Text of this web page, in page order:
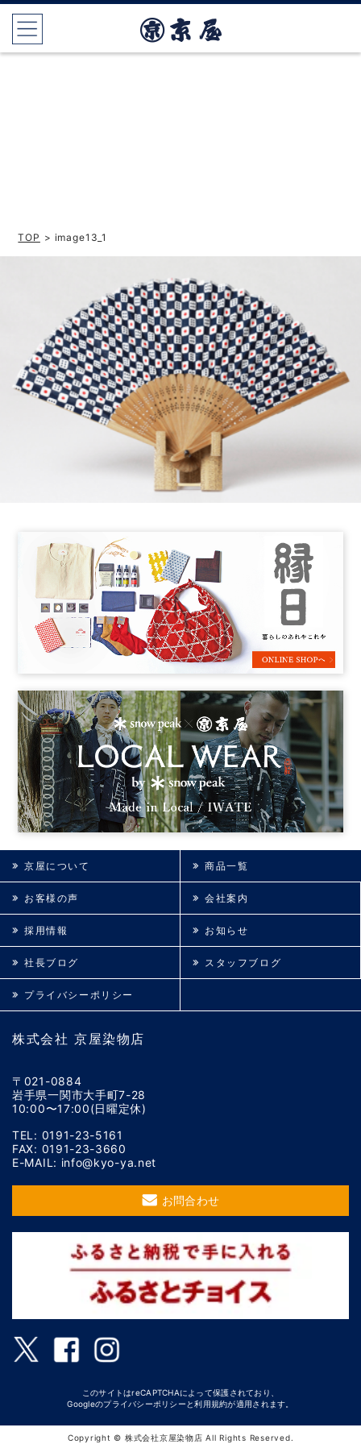
TOP > image13_1
株式会社 京屋染物店
〒021-0884
岩手県一関市大手町7-28
10:00〜17:00(日曜定休)
TEL: 0191-23-5161
FAX: 0191-23-3660
E-MAIL: info@kyo-ya.net
お問合わせ
京屋について 商品一覧
お客様の声 会社案内
採用情報 お知らせ
社長ブログ スタッフブログ
プライバシーポリシー
このサイトはreCAPTCHAによって保護されており、
Googleのプライバシーポリシー と利用規約が適用されます。
Copyright © 株式会社京屋染物店 All Rights Reserved.